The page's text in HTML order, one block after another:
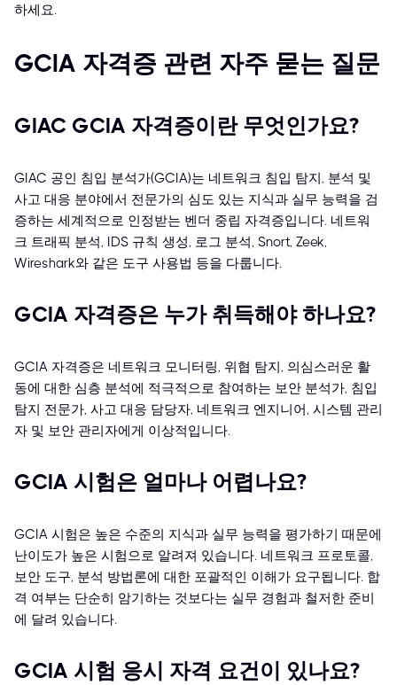
하세요.
GCIA 자격증 관련 자주 묻는 질문
GIAC GCIA 자격증이란 무엇인가요?
GIAC 공인 침입 분석가(GCIA)는 네트워크 침입 탐지, 분석 및
사고 대응 분야에서 전문가의 심도 있는 지식과 실무 능력을 검
증하는 세계적으로 인정받는 벤더 중립 자격증입니다. 네트워
크 트래픽 분석, IDS 규칙 생성, 로그 분석, Snort, Zeek,
Wireshark와 같은 도구 사용법 등을 다룹니다.
GCIA 자격증은 누가 취득해야 하나요?
GCIA 자격증은 네트워크 모니터링, 위협 탐지, 의심스러운 활
동에 대한 심층 분석에 적극적으로 참여하는 보안 분석가, 침입
탐지 전문가, 사고 대응 담당자, 네트워크 엔지니어, 시스템 관리
자 및 보안 관리자에게 이상적입니다.
GCIA 시험은 얼마나 어렵나요?
GCIA 시험은 높은 수준의 지식과 실무 능력을 평가하기 때문에
난이도가 높은 시험으로 알려져 있습니다. 네트워크 프로토콜,
보안 도구, 분석 방법론에 대한 포괄적인 이해가 요구됩니다. 합
격 여부는 단순히 암기하는 것보다는 실무 경험과 철저한 준비
에 달려 있습니다.
GCIA 시험 응시 자격 요건이 있나요?